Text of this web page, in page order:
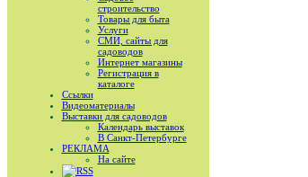
строительство
Товары для быта
Услуги
СМИ, сайты для
садоводов
Интернет магазины
Регистрация в
каталоге
Ссылки
Видеоматериалы
Выставки для садоводов
Календарь выставок
В Санкт-Петербурге
РЕКЛАМА
На сайте
RSS